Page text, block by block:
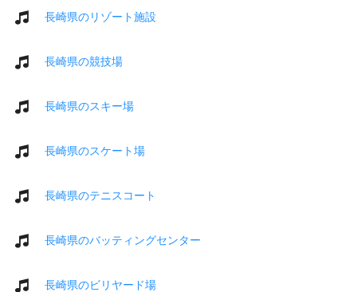
長崎県のリゾート施設
長崎県の競技場
長崎県のスキー場
長崎県のスケート場
長崎県のテニスコート
長崎県のバッティングセンター
長崎県のビリヤード場